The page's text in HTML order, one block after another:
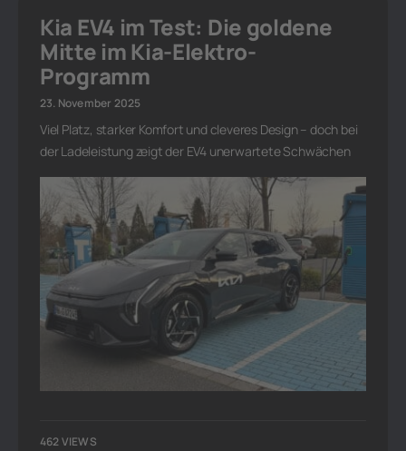
Kia EV4 im Test: Die goldene
Mitte im Kia-Elektro-
Programm
23. November 2025
Viel Platz, starker Komfort und cleveres Design – doch bei
der Ladeleistung zeigt der EV4 unerwartete Schwächen
462 VIEWS